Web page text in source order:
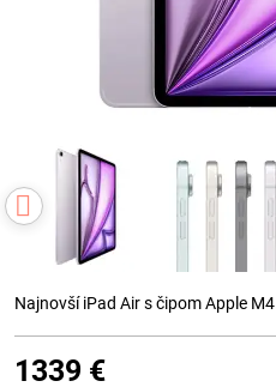
Najnovší iPad Air s čipom Apple M4
1339 €